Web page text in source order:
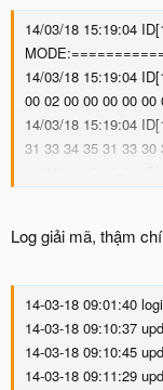
14/03/18 15:19:04
14/03/18 15:19:04
00 02 00 00 00 00
14/03/18 15:19:04
31 33 34 35 31 33
14/03/18 15:19:04
14/03/18 15:19:04
14/03/18 15:19:04
14/03/18 15:19:04
14/03/18 15:19:04
14/03/18 15:19:04
14/03/18 15:19:04
Log giải mã, thậm
14-03-18 09:01:40
14-03-18 09:10:37
14-03-18 09:10:45
14-03-18 09:11:29